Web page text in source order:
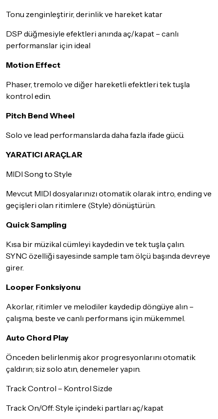
Tonu zenginleştirir, derinlik ve hareket katar
DSP düğmesiyle efektleri anında aç/kapat – canlı
performanslar için ideal
Motion Effect
Phaser, tremolo ve diğer hareketli efektleri tek tuşla
kontrol edin.
Pitch Bend Wheel
Solo ve lead performanslarda daha fazla ifade gücü.
YARATICI ARAÇLAR
MIDI Song to Style
Mevcut MIDI dosyalarınızı otomatik olarak intro, ending ve
geçişleri olan ritimlere (Style) dönüştürün.
Quick Sampling
Kısa bir müzikal cümleyi kaydedin ve tek tuşla çalın.
SYNC özelliği sayesinde sample tam ölçü başında devreye
girer.
Looper Fonksiyonu
Akorlar, ritimler ve melodiler kaydedip döngüye alın –
çalışma, beste ve canlı performans için mükemmel.
Auto Chord Play
Önceden belirlenmiş akor progresyonlarını otomatik
çaldırın; siz solo atın, denemeler yapın.
Track Control – Kontrol Sizde
Track On/Off: Style içindeki partları aç/kapat